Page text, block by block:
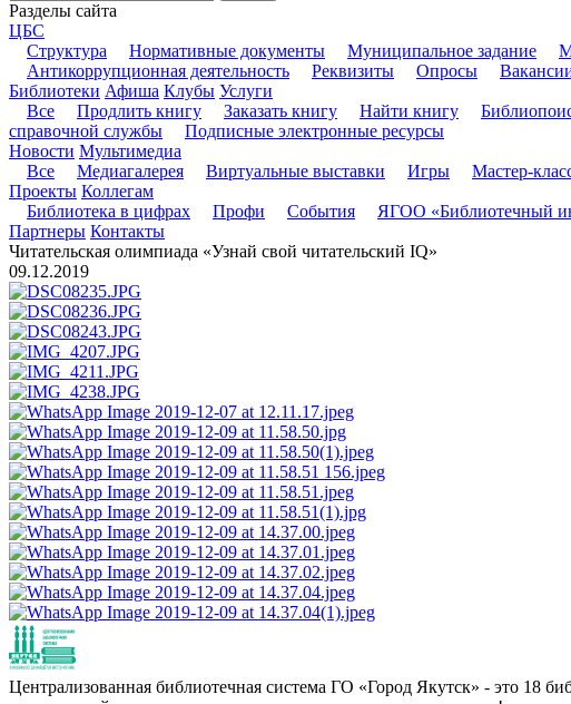
Разделы сайта
ЦБС
Структура
Нормативные документы Муниципальное задание
Антикоррупционная деятельность
Реквизиты Опросы
Библиотеки Афиша Клубы Услуги
Все
Продлить книгу Заказать книгу Найти книгу
справочной службы
Подписные электронные ресурсы
Новости Мультимедиа
Все
Медиагалерея Виртуальные выставки Игры Мастер-
Проекты Коллегам
Библиотека в цифрах
Профи События ЯГОО «Библиотечный
Партнеры Контакты
Читательская олимпиада «Узнай свой читательский IQ»
09.12.2019
Централизованная библиотечная система ГО «Город Якутск» - это 18